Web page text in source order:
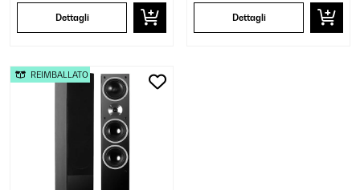
Dettagli Dettagli
REIMBALLATO